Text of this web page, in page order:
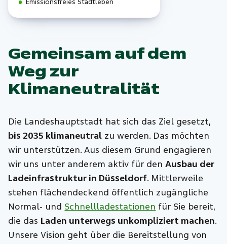
Emissionsfreies Stadtleben
Gemeinsam auf dem
Weg zur
Klimaneutralität
Die Landeshauptstadt hat sich das Ziel gesetzt,
bis 2035 klimaneutral zu werden. Das möchten
wir unterstützen. Aus diesem Grund engagieren
wir uns unter anderem aktiv für denAusbau der
Ladeinfrastruktur in Düsseldorf. Mittlerweile
stehen flächendeckend öffentlich zugängliche
Normal- und Schnellladestationen für Sie bereit,
die das Laden unterwegs unkompliziert machen.
Unsere Vision geht über die Bereitstellung von